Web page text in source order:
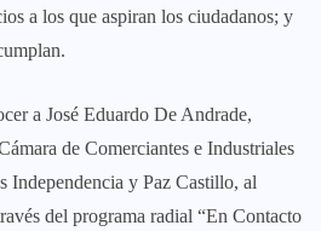
a los que aspiran los ciudadanos; y
a José Eduardo De Andrade,
de Comerciantes e Industriales
Independencia y Paz Castillo, al
del programa radial “En Contacto